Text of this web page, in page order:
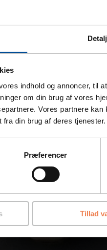
indhold og annoncer, til
om din brug af vores
Vores partnere
din brug af deres tjenester.
Præferencer
Tillad